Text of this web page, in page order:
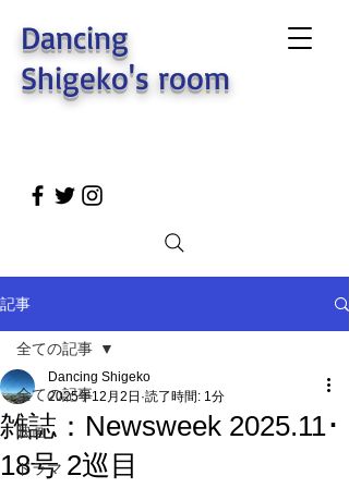
Dancing
Shigeko's room
記事
全ての記事
映画
ドラマ
全ての記事
雑誌：Newsweek 2025.11･
18号 2巡目
Dancing Shigeko
2025年12月2日 読了時間: 1分